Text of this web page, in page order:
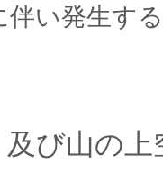
伴い発生す
び山の